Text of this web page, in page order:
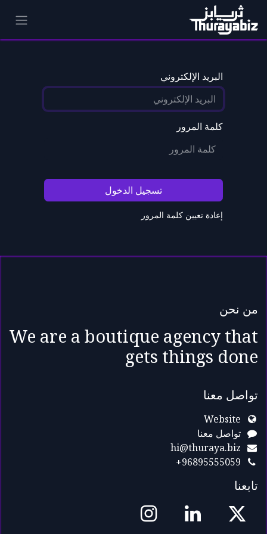
البريد الإلكتروني
كلمة المرور
تسجيل الدخول
إعادة تعيين كلمة المرور
من نحن
We are a boutique agency that
gets things done
تواصل معنا
Website
تواصل معنا
hi@thuraya.biz
+96895555059
تابعنا